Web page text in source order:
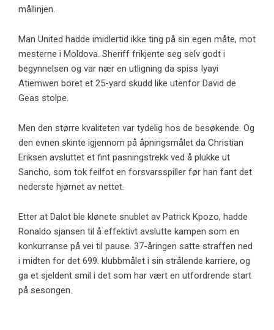
mållinjen.
Man United hadde imidlertid ikke ting på sin egen måte, mot
mesterne i Moldova. Sheriff frikjente seg selv godt i
begynnelsen og var nær en utligning da spiss Iyayi
Atiemwen boret et 25-yard skudd like utenfor David de
Geas stolpe.
Men den større kvaliteten var tydelig hos de besøkende. Og
den evnen skinte igjennom på åpningsmålet da Christian
Eriksen avsluttet et fint pasningstrekk ved å plukke ut
Sancho, som tok feilfot en forsvarsspiller før han fant det
nederste hjørnet av nettet.
Etter at Dalot ble klønete snublet av Patrick Kpozo, hadde
Ronaldo sjansen til å effektivt avslutte kampen som en
konkurranse på vei til pause. 37-åringen satte straffen ned
i midten for det 699. klubbmålet i sin strålende karriere, og
ga et sjeldent smil i det som har vært en utfordrende start
på sesongen.